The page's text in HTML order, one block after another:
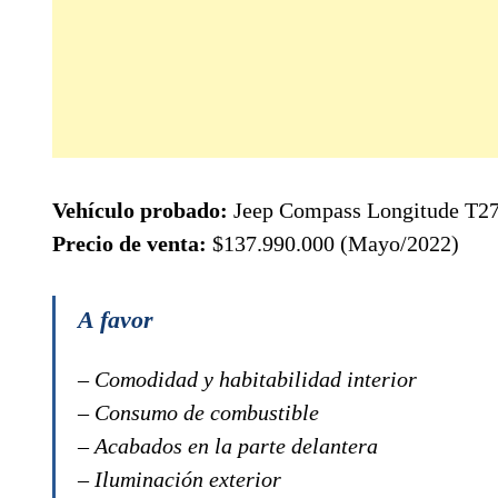
Vehículo probado: Jeep Compass Longitude
Precio de venta: $137.990.000 (Mayo/2022)
A favor
– Comodidad y habitabilidad interior
– Consumo de combustible
– Acabados en la parte delantera
– Iluminación exterior